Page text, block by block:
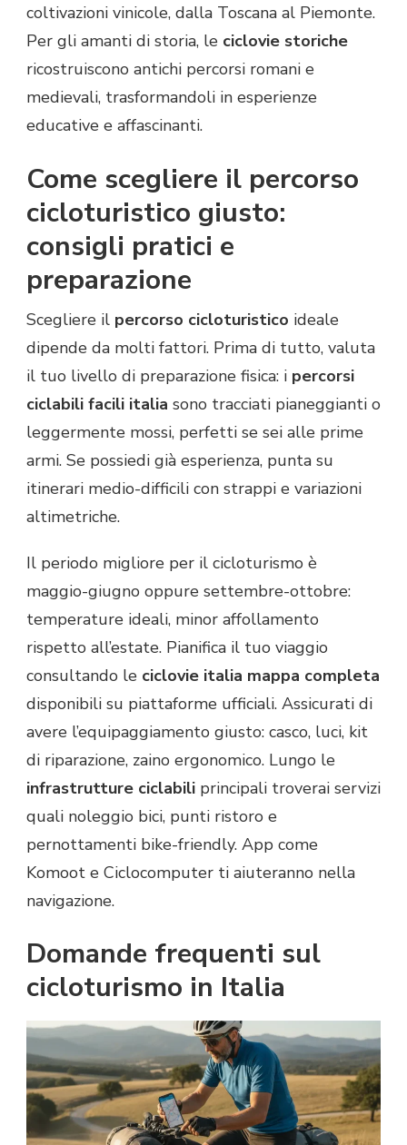
coltivazioni vinicole, dalla Toscana al Piemonte.
Per gli amanti di storia, le ciclovie storiche
ricostruiscono antichi percorsi romani e
medievali, trasformandoli in esperienze
educative e affascinanti.
Come scegliere il percorso
cicloturistico giusto:
consigli pratici e
preparazione
Scegliere il percorso cicloturistico ideale
dipende da molti fattori. Prima di tutto, valuta
il tuo livello di preparazione fisica: i percorsi
ciclabili facili italia sono tracciati pianeggianti o
leggermente mossi, perfetti se sei alle prime
armi. Se possiedi già esperienza, punta su
itinerari medio-difficili con strappi e variazioni
altimetriche.
Il periodo migliore per il cicloturismo è
maggio-giugno oppure settembre-ottobre:
temperature ideali, minor affollamento
rispetto all’estate. Pianifica il tuo viaggio
consultando le ciclovie italia mappa completa
disponibili su piattaforme ufficiali. Assicurati di
avere l’equipaggiamento giusto: casco, luci, kit
di riparazione, zaino ergonomico. Lungo le
infrastrutture ciclabili principali troverai servizi
quali noleggio bici, punti ristoro e
pernottamenti bike-friendly. App come
Komoot e Ciclocomputer ti aiuteranno nella
navigazione.
Domande frequenti sul
cicloturismo in Italia